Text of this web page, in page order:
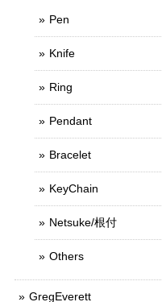
Pen
Knife
Ring
Pendant
Bracelet
KeyChain
Netsuke/根付
Others
GregEverett